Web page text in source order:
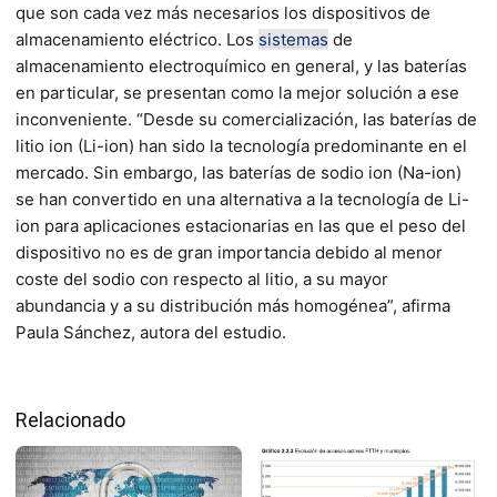
que son cada vez más necesarios los dispositivos de
almacenamiento eléctrico. Los sistemas de
almacenamiento electroquímico en general, y las baterías
en particular, se presentan como la mejor solución a ese
inconveniente. “Desde su comercialización, las baterías de
litio ion (Li-ion) han sido la tecnología predominante en el
mercado. Sin embargo, las baterías de sodio ion (Na-ion)
se han convertido en una alternativa a la tecnología de Li-
ion para aplicaciones estacionarias en las que el peso del
dispositivo no es de gran importancia debido al menor
coste del sodio con respecto al litio, a su mayor
abundancia y a su distribución más homogénea”, afirma
Paula Sánchez, autora del estudio.
Relacionado